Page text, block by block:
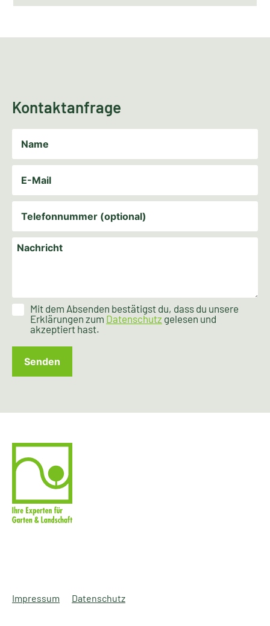
Kontaktanfrage
Mit dem Absenden bestätigst du, dass du unsere
Erklärungen zum Datenschutz gelesen und
akzeptiert hast.
Senden
Impressum Datenschutz